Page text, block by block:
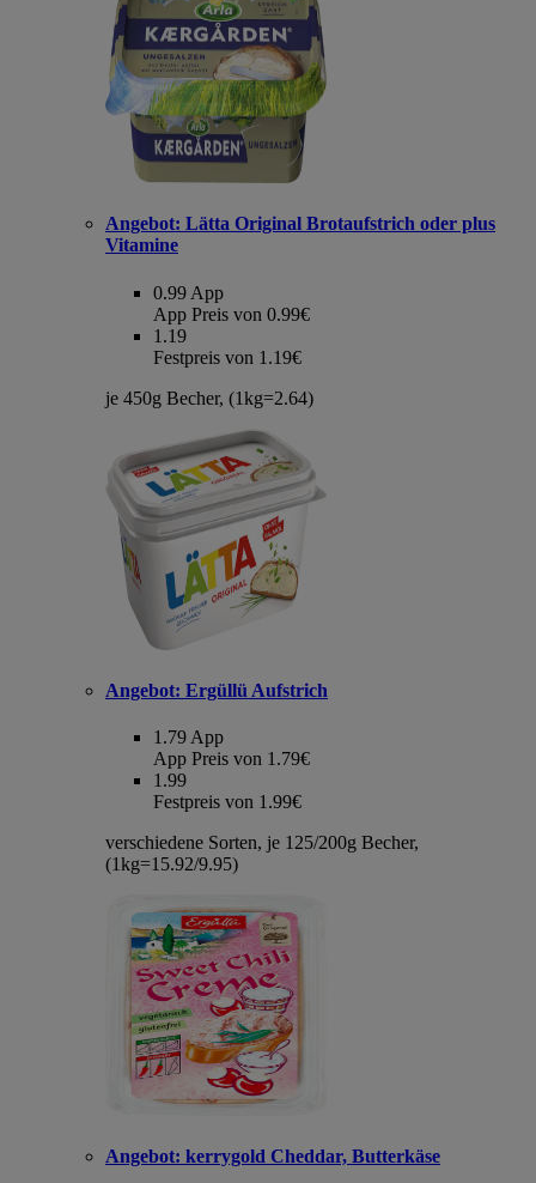
Angebot: Lätta Original Brotaufstrich oder plus
Vitamine
0.99 App
App Preis von 0.99€
1.19
Festpreis von 1.19€
je 450g Becher, (1kg=2.64)
Angebot: Ergüllü Aufstrich
1.79 App
App Preis von 1.79€
1.99
Festpreis von 1.99€
verschiedene Sorten, je 125/200g Becher,
(1kg=15.92/9.95)
Angebot: kerrygold Cheddar, Butterkäse